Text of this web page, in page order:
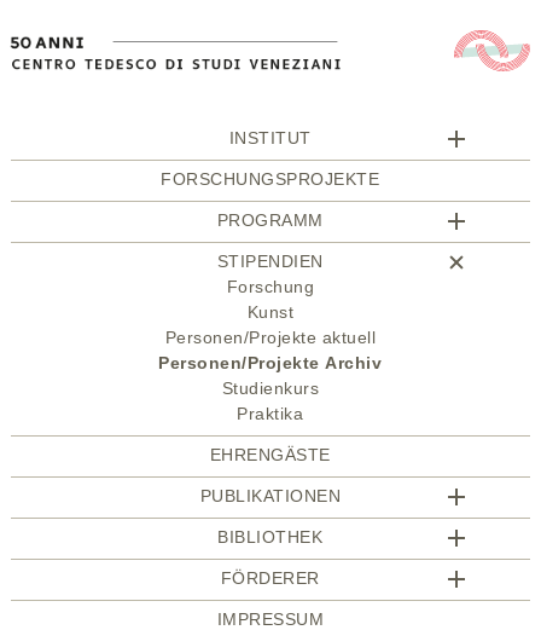
INSTITUT
FORSCHUNGSPROJEKTE
PROGRAMM
STIPENDIEN
Forschung
Kunst
Personen/Projekte aktuell
Personen/Projekte Archiv
Studienkurs
Praktika
EHRENGÄSTE
PUBLIKATIONEN
BIBLIOTHEK
FÖRDERER
IMPRESSUM